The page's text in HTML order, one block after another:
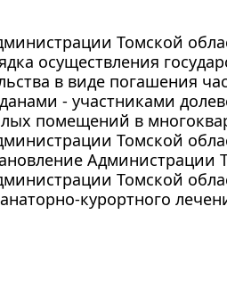
Томской
осуществления
в виде погашения
- участниками
помещений в
Томской
Администрации
Томской
курортного